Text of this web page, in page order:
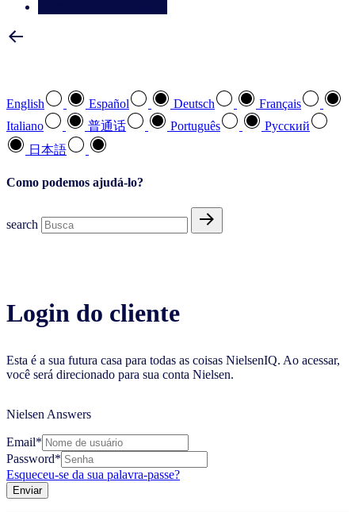
English Español Deutsch
Français
Italiano
普通话 Português
Pусский
日本語
Como podemos ajudá-lo?
search
Login do cliente
Esta é a sua futura casa para todas as coisas NielsenIQ. Ao acessar,
você será direcionado para sua conta Nielsen.
Nielsen Answers
Email*
Password*
Esqueceu-se da sua palavra-passe?